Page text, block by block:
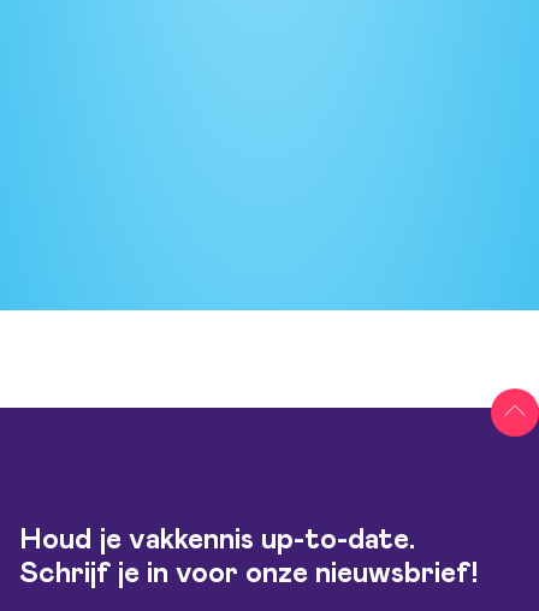
Houd je vakkennis up-to-date.
Schrijf je in voor onze nieuwsbrief!